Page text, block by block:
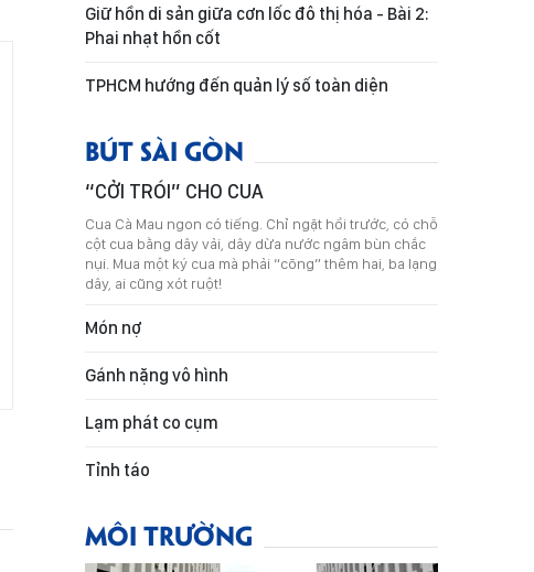
Giữ hồn di sản giữa cơn lốc đô thị hóa - Bài 2:
Phai nhạt hồn cốt
TPHCM hướng đến quản lý số toàn diện
BÚT SÀI GÒN
“CỞI TRÓI” CHO CUA
Cua Cà Mau ngon có tiếng. Chỉ ngặt hồi trước, có chỗ
cột cua bằng dây vải, dây dừa nước ngâm bùn chắc
nụi. Mua một ký cua mà phải “cõng” thêm hai, ba lạng
dây, ai cũng xót ruột!
Món nợ
Gánh nặng vô hình
Lạm phát co cụm
Tỉnh táo
MÔI TRƯỜNG